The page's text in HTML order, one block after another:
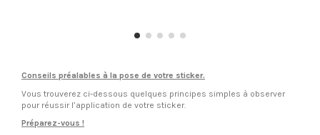
Conseils préalables à la pose de votre sticker.
Vous trouverez ci-dessous quelques principes simples à observer
pour réussir l’application de votre sticker.
Préparez-vous !